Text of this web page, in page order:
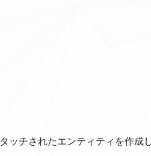
ッチされたエンティティを作成